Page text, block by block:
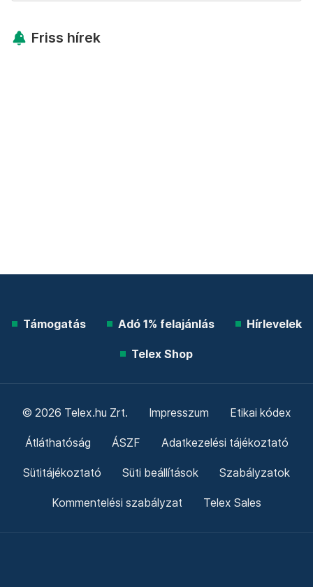
Friss hírek
Támogatás Adó 1% felajánlás Hírlevelek
Telex Shop
© 2026 Telex.hu Zrt. Impresszum Etikai kódex
Átláthatóság ÁSZF Adatkezelési tájékoztató
Sütitájékoztató Süti beállítások Szabályzatok
Kommentelési szabályzat Telex Sales